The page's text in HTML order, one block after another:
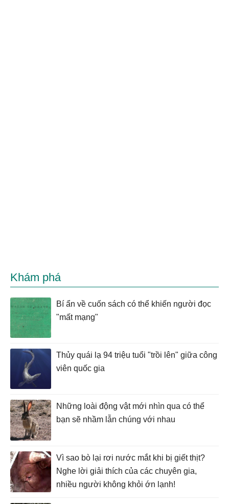
Khám phá
Bí ẩn về cuốn sách có thể khiến người đọc
"mất mạng"
Thủy quái lạ 94 triệu tuổi "trồi lên" giữa công
viên quốc gia
Những loài động vật mới nhìn qua có thể
bạn sẽ nhầm lẫn chúng với nhau
Vì sao bò lại rơi nước mắt khi bị giết thịt?
Nghe lời giải thích của các chuyên gia,
nhiều người không khỏi ớn lạnh!